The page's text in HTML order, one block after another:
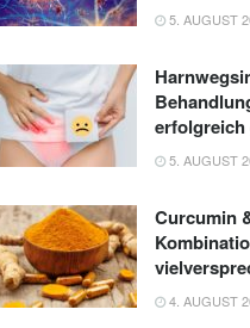
5. AUGUST
erfolgreich
5. AUGUST
Curcumin
4. AUGUST